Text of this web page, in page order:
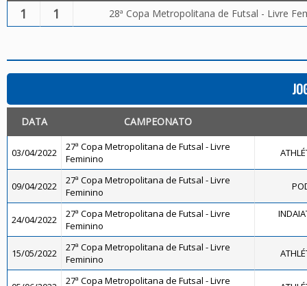
1 1 28ª Copa Metropolitana de Futsal - Livre
DATA CAMPEONATO
03/04/2022
27ª Copa Metropolitana de Futsal - Livre
Feminino
09/04/2022
27ª Copa Metropolitana de Futsal - Livre
Feminino
24/04/2022
27ª Copa Metropolitana de Futsal - Livre
Feminino
15/05/2022
27ª Copa Metropolitana de Futsal - Livre
Feminino
27ª Copa Metropolitana de Futsal - Livre